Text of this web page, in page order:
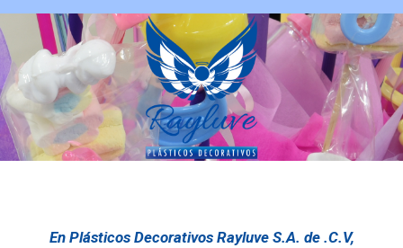
En Plásticos Decorativos Rayluve S.A. de .C.V,